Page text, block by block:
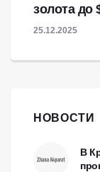
золота до
25.12.2025
НОВОСТИ
В